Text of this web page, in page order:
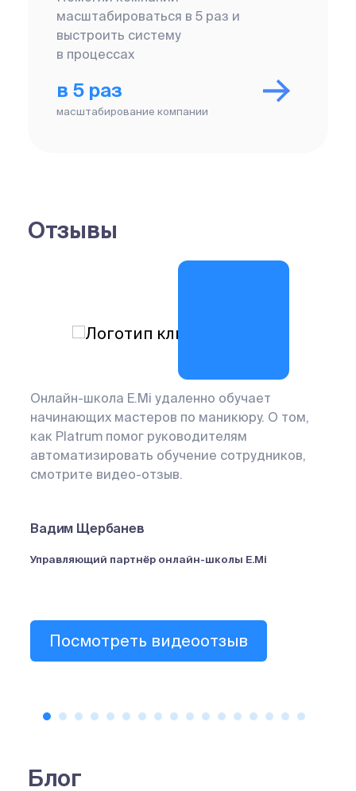
масштабироваться в 5 раз и
выстроить систему
в процессах
в 5 раз
масштабирование компании
Отзывы
Онлайн-школа E.Mi удаленно обучает
начинающих мастеров по маникюру. О том,
как Platrum помог руководителям
автоматизировать обучение сотрудников,
смотрите видео-отзыв.
Вадим Щербанев
Управляющий партнёр онлайн-школы E.Mi
Посмотреть видеоотзыв
Блог